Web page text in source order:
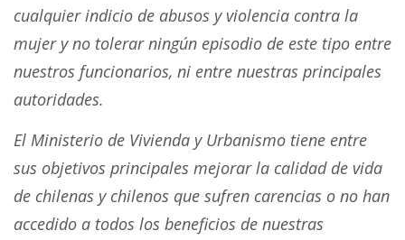
cualquier indicio de abusos y violencia contra la
mujer y no tolerar ningún episodio de este tipo entre
nuestros funcionarios, ni entre nuestras principales
autoridades.
El Ministerio de Vivienda y Urbanismo tiene entre
sus objetivos principales mejorar la calidad de vida
de chilenas y chilenos que sufren carencias o no han
accedido a todos los beneficios de nuestras